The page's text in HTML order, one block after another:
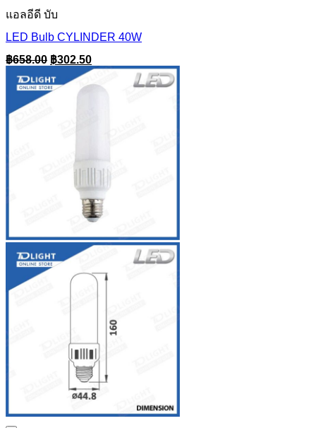
แอลอีดี บับ
LED Bulb CYLINDER 40W
฿658.00 Original
was:
฿658.00.
฿302.50Current
price
is: